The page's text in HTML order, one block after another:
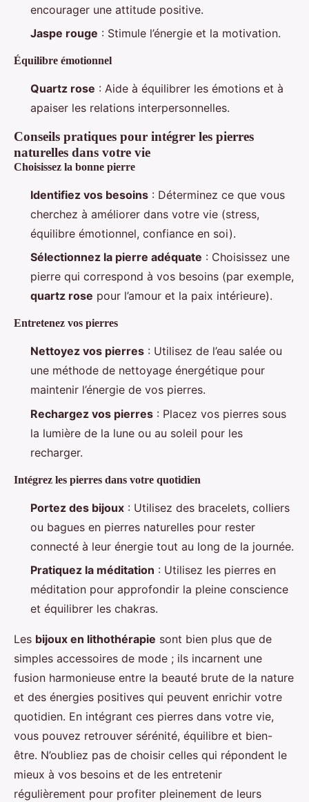
encourager une attitude positive.
Jaspe rouge : Stimule l’énergie et la motivation.
Équilibre émotionnel
Quartz rose : Aide à équilibrer les émotions et à
apaiser les relations interpersonnelles.
Conseils pratiques pour intégrer les pierres
naturelles dans votre vie
Choisissez la bonne pierre
Identifiez vos besoins : Déterminez ce que vous
cherchez à améliorer dans votre vie (stress,
équilibre émotionnel, confiance en soi).
Sélectionnez la pierre adéquate : Choisissez une
pierre qui correspond à vos besoins (par exemple,
quartz rose pour l’amour et la paix intérieure).
Entretenez vos pierres
Nettoyez vos pierres : Utilisez de l’eau salée ou
une méthode de nettoyage énergétique pour
maintenir l’énergie de vos pierres.
Rechargez vos pierres : Placez vos pierres sous
la lumière de la lune ou au soleil pour les
recharger.
Intégrez les pierres dans votre quotidien
Portez des bijoux : Utilisez des bracelets, colliers
ou bagues en pierres naturelles pour rester
connecté à leur énergie tout au long de la journée.
Pratiquez la méditation : Utilisez les pierres en
méditation pour approfondir la pleine conscience
et équilibrer les chakras.
Les bijoux en lithothérapie sont bien plus que de
simples accessoires de mode ; ils incarnent une
fusion harmonieuse entre la beauté brute de la nature
et des énergies positives qui peuvent enrichir votre
quotidien. En intégrant ces pierres dans votre vie,
vous pouvez retrouver sérénité, équilibre et bien-
être. N’oubliez pas de choisir celles qui répondent le
mieux à vos besoins et de les entretenir
régulièrement pour profiter pleinement de leurs